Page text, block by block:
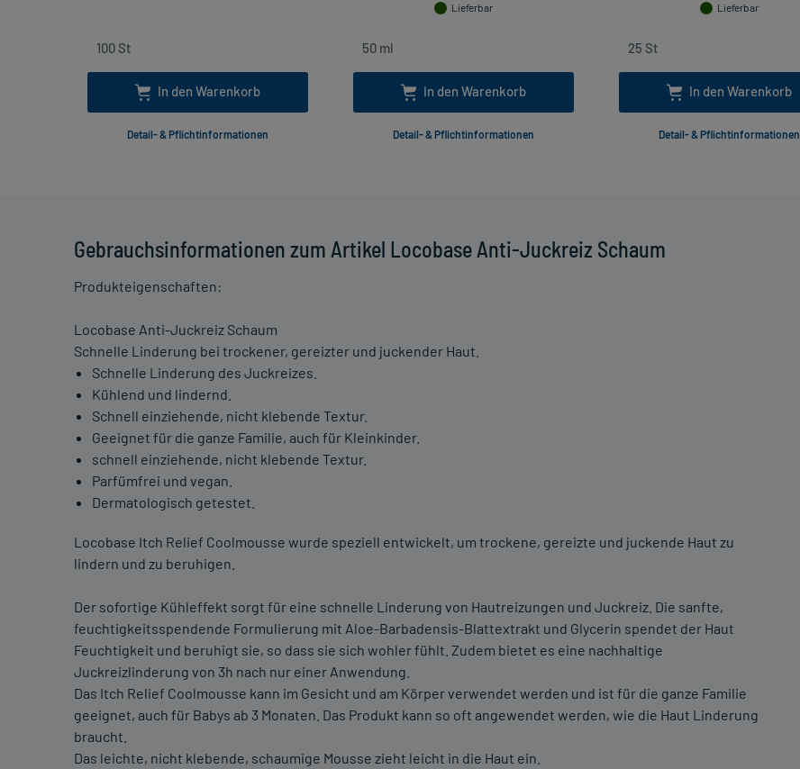
Gebrauchsinformationen zum Artikel Locobase Anti-Juckreiz Schaum
Produkteigenschaften:
Locobase Anti-Juckreiz Schaum
Schnelle Linderung bei trockener, gereizter und juckender Haut.
Schnelle Linderung des Juckreizes.
Kühlend und lindernd.
Schnell einziehende, nicht klebende Textur.
Geeignet für die ganze Familie, auch für Kleinkinder.
schnell einziehende, nicht klebende Textur.
Parfümfrei und vegan.
Dermatologisch getestet.
Locobase Itch Relief Coolmousse wurde speziell entwickelt, um trockene, gereizte und juckende Haut zu
lindern und zu beruhigen.
Der sofortige Kühleffekt sorgt für eine schnelle Linderung von Hautreizungen und Juckreiz. Die sanfte,
feuchtigkeitsspendende Formulierung mit Aloe-Barbadensis-Blattextrakt und Glycerin spendet der Haut
Feuchtigkeit und beruhigt sie, so dass sie sich wohler fühlt. Zudem bietet es eine nachhaltige
Juckreizlinderung von 3h nach nur einer Anwendung.
Das Itch Relief Coolmousse kann im Gesicht und am Körper verwendet werden und ist für die ganze Familie
geeignet, auch für Babys ab 3 Monaten. Das Produkt kann so oft angewendet werden, wie die Haut Linderung
braucht.
Das leichte, nicht klebende, schaumige Mousse zieht leicht in die Haut ein.
In den Warenkorb
Detail- & Pflichtinformationen
Lieferbar
In den Warenkorb
Detail- & Pflichtinformationen
Lieferbar
In den Warenkorb
Detail- & Pflichtinformationen